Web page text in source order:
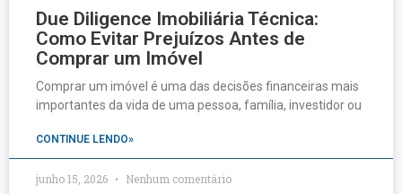
Due Diligence Imobiliária Técnica:
Como Evitar Prejuízos Antes de
Comprar um Imóvel
Comprar um imóvel é uma das decisões financeiras mais
importantes da vida de uma pessoa, família, investidor ou
CONTINUE LENDO»
junho 15, 2026 Nenhum comentário